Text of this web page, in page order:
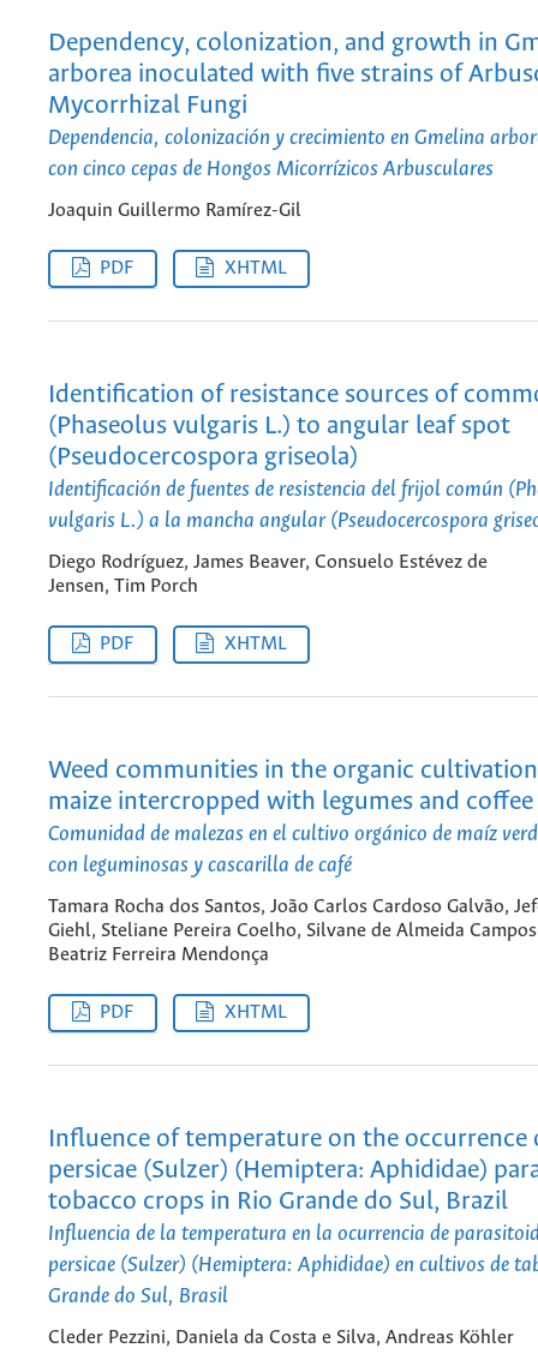
Dependency, colonization, and growth in
arborea inoculated with five strains of
Mycorrhizal Fungi
Dependencia, colonización y crecimiento en Gmelina
con cinco cepas de Hongos Micorrízicos Arbusculares
Joaquin Guillermo Ramírez-Gil
PDF XHTML
Identification of resistance sources of
(Phaseolus vulgaris L.) to angular leaf spot
(Pseudocercospora griseola)
Identificación de fuentes de resistencia del frijol común
vulgaris L.) a la mancha angular (Pseudocercospora
Diego Rodríguez, James Beaver, Consuelo Estévez de
Jensen, Tim Porch
PDF XHTML
Weed communities in the organic
maize intercropped with legumes and coffee
Comunidad de malezas en el cultivo orgánico de maíz
con leguminosas y cascarilla de café
Tamara Rocha dos Santos, João Carlos Cardoso Galvão,
Giehl, Steliane Pereira Coelho, Silvane de Almeida
Beatriz Ferreira Mendonça
PDF XHTML
Influence of temperature on the occurrence
persicae (Sulzer) (Hemiptera: Aphididae)
tobacco crops in Rio Grande do Sul, Brazil
Influencia de la temperatura en la ocurrencia de
persicae (Sulzer) (Hemiptera: Aphididae) en cultivos de
Grande do Sul, Brasil
Cleder Pezzini, Daniela da Costa e Silva, Andreas Köhler